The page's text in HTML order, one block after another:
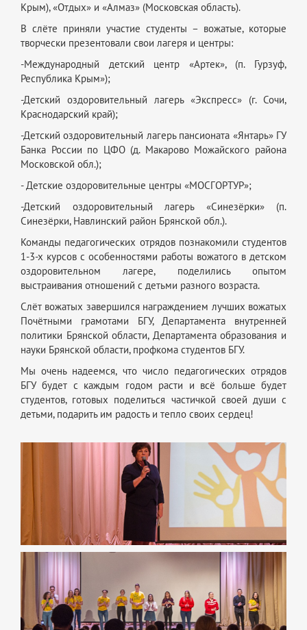
Крым), «Отдых» и «Алмаз» (Московская область).
В слёте приняли участие студенты – вожатые, которые
творчески презентовали свои лагеря и центры:
-Международный детский центр «Артек», (п. Гурзуф,
Республика Крым»);
-Детский оздоровительный лагерь «Экспресс» (г. Сочи,
Краснодарский край);
-Детский оздоровительный лагерь пансионата «Янтарь» ГУ
Банка России по ЦФО (д. Макарово Можайского района
Московской обл.);
- Детские оздоровительные центры «МОСГОРТУР»;
-Детский оздоровительный лагерь «Синезёрки» (п.
Синезёрки, Навлинский район Брянской обл.).
Команды педагогических отрядов познакомили студентов
1-3-х курсов с особенностями работы вожатого в детском
оздоровительном лагере, поделились опытом
выстраивания отношений с детьми разного возраста.
Слёт вожатых завершился награждением лучших вожатых
Почётными грамотами БГУ, Департамента внутренней
политики Брянской области, Департамента образования и
науки Брянской области, профкома студентов БГУ.
Мы очень надеемся, что число педагогических отрядов
БГУ будет с каждым годом расти и всё больше будет
студентов, готовых поделиться частичкой своей души с
детьми, подарить им радость и тепло своих сердец!